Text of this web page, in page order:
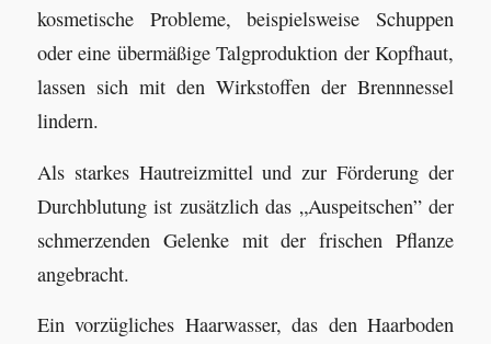
kosmetische Probleme, beispielsweise Schuppen
oder eine übermäßige Talgproduktion der Kopfhaut,
lassen sich mit den Wirkstoffen der Brennnessel
lindern.
Als starkes Hautreizmittel und zur Förderung der
Durchblutung ist zusätzlich das „Auspeitschen” der
schmerzenden Gelenke mit der frischen Pflanze
angebracht.
Ein vorzügliches Haarwasser, das den Haarboden